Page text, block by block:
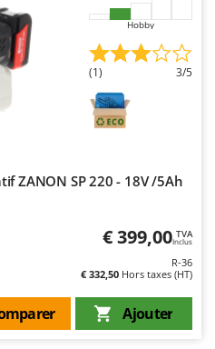
Démarreurs
polenta
des olives et la taille
- Extirpateurs
Hobby
(1) 3/5
ZANON SP 220 - 18V /5Ah
€ 399,00 TVA
Inclus
R-36
€ 332,50 Hors taxes (HT)
Ajouter